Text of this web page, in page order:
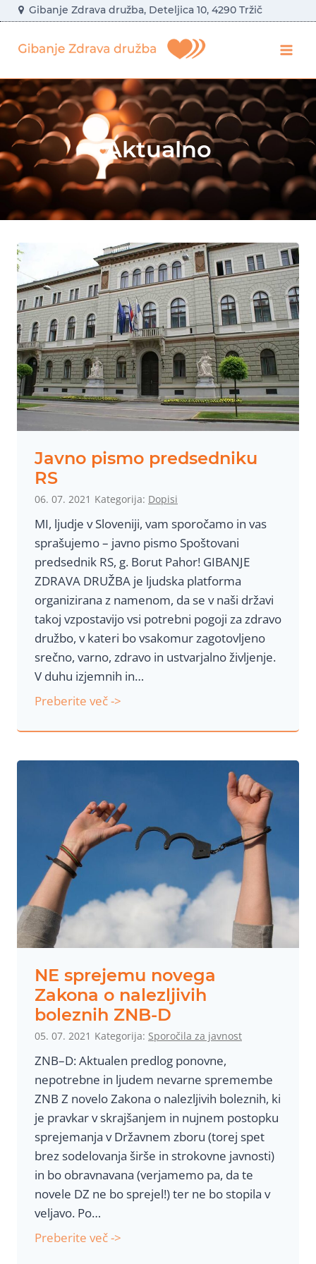
Skip
content
Gibanje Zdrava družba, Deteljica 10, 4290 Tržič
Aktualno
Javno pismo predsedniku
RS
06. 07. 2021 Kategorija: Dopisi
MI, ljudje v Sloveniji, vam sporočamo in vas
sprašujemo – javno pismo Spoštovani
predsednik RS, g. Borut Pahor! GIBANJE
ZDRAVA DRUŽBA je ljudska platforma
organizirana z namenom, da se v naši državi
takoj vzpostavijo vsi potrebni pogoji za zdravo
družbo, v kateri bo vsakomur zagotovljeno
srečno, varno, zdravo in ustvarjalno življenje.
V duhu izjemnih in…
Preberite več ->
n
i
s
p
d
e
d
n
i
k
u
R
S
NE sprejemu novega
Zakona o nalezljivih
boleznih ZNB-D
05. 07. 2021 Kategorija: Sporočila za javnost
ZNB–D: Aktualen predlog ponovne,
nepotrebne in ljudem nevarne spremembe
ZNB Z novelo Zakona o nalezljivih boleznih, ki
je pravkar v skrajšanjem in nujnem postopku
sprejemanja v Državnem zboru (torej spet
brez sodelovanja širše in strokovne javnosti)
in bo obravnavana (verjamemo pa, da te
novele DZ ne bo sprejel!) ter ne bo stopila v
veljavo. Po…
Preberite več ->